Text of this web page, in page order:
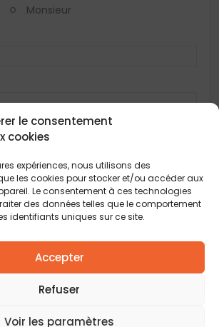
le consentement
cookies
expériences, nous utilisons des
les cookies pour stocker et/ou accéder aux
Le consentement à ces technologies
des données telles que le comportement
identifiants uniques sur ce site.
Accepter
Refuser
Voir les paramètres
Monsieur